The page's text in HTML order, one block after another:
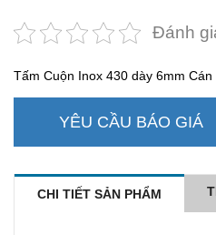
Đánh
Tấm Cuộn Inox 430 dày 6mm Cán
YÊU CẦU BÁO GIÁ
CHI TIẾT SẢN PHẨM